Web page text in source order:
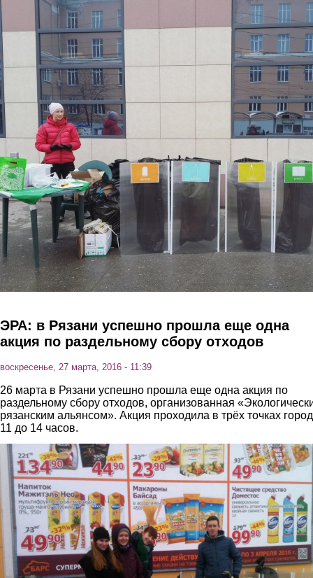
Перейти к основному содержанию
ЭРА: в Рязани успешно прошла еще одна
акция по раздельному сбору отходов
воскресенье, 27 марта, 2016 - 11:39
26 марта в Рязани успешно прошла еще одна акция по
раздельному сбору отходов, организованная
рязанским альянсом». Акция проходила в трёх точках
11 до 14 часов.
1.jpg